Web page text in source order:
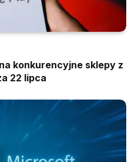
konkurencyjne sklepy z
22 lipca